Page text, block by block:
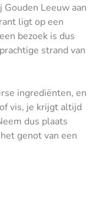
Leeuw aan
ligt op een
bezoek is dus
strand van
ingrediënten, en
vis, je krijgt altijd
dus plaats
genot van een